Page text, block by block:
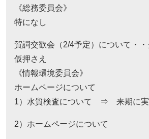
《総務委員会》
特になし
賀詞交歓会（2/4予定）について・
仮押さえ
《情報環境委員会》
ホームページについて
1）水質検査について ⇒ 来期に
2）ホームページについて